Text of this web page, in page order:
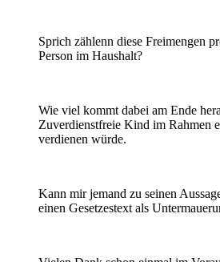
Sprich zählenn diese Freimengen
Person im Haushalt?
Wie viel kommt dabei am Ende
Zuverdienstfreie Kind im Rahmen
verdienen würde.
Kann mir jemand zu seinen
einen Gesetzestext als